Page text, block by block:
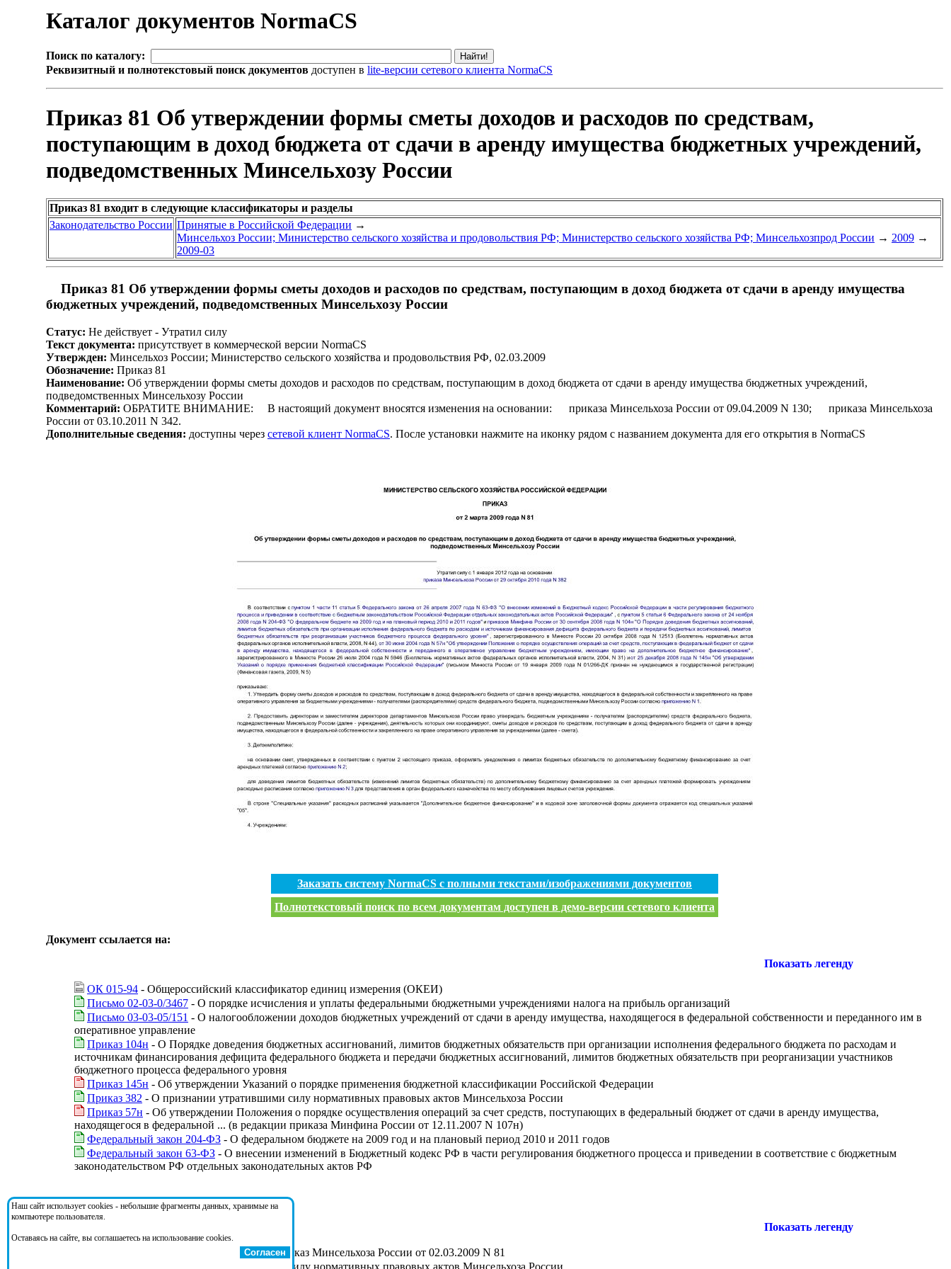
Каталог документов NormaCS
Поиск по каталогу:
Реквизитный и полнотекстовый поиск документов доступен в lite-версии сетевого клиента NormaCS
Приказ 81 Об утверждении формы сметы доходов и расходов по средствам,
поступающим в доход бюджета от сдачи в аренду имущества бюджетных учреждений,
подведомственных Минсельхозу России
Приказ 81 входит в следующие классификаторы и разделы
Законодательство России Принятые в Российской Федерации →
Минсельхоз России; Министерство сельского хозяйства и продовольствия РФ; Министерство сельского хозяйства РФ; Минсельхозпрод России → 2009 →
2009-03
Приказ 81 Об утверждении формы сметы доходов и расходов по средствам, поступающим в доход бюджета от сдачи в аренду имущества
бюджетных учреждений, подведомственных Минсельхозу России
Статус: Не действует - Утратил силу
Текст документа: присутствует в коммерческой версии NormaCS
Утвержден: Минсельхоз России; Министерство сельского хозяйства и продовольствия РФ, 02.03.2009
Обозначение: Приказ 81
Наименование: Об утверждении формы сметы доходов и расходов по средствам, поступающим в доход бюджета от сдачи в аренду имущества бюджетных учреждений,
подведомственных Минсельхозу России
Комментарий: ОБРАТИТЕ ВНИМАНИЕ: В настоящий документ вносятся изменения на основании: приказа Минсельхоза России от 09.04.2009 N 130; приказа Минсельхоза
России от 03.10.2011 N 342.
Дополнительные сведения: доступны через сетевой клиент NormaCS. После установки нажмите на иконку рядом с названием документа для его открытия в NormaCS
Заказать систему NormaCS с полными текстами/изображениями документов
Полнотекстовый поиск по всем документам доступен в демо-версии сетевого клиента
Документ ссылается на:
Показать легенду
ОК 015-94 - Общероссийский классификатор единиц измерения (ОКЕИ)
Письмо 02-03-0/3467 - О порядке исчисления и уплаты федеральными бюджетными учреждениями налога на прибыль организаций
Письмо 03-03-05/151 - О налогообложении доходов бюджетных учреждений от сдачи в аренду имущества, находящегося в федеральной собственности и переданного им в
оперативное управление
Приказ 104н - О Порядке доведения бюджетных ассигнований, лимитов бюджетных обязательств при организации исполнения федерального бюджета по расходам и
источникам финансирования дефицита федерального бюджета и передачи бюджетных ассигнований, лимитов бюджетных обязательств при реорганизации участников
бюджетного процесса федерального уровня
Приказ 145н - Об утверждении Указаний о порядке применения бюджетной классификации Российской Федерации
Приказ 382 - О признании утратившими силу нормативных правовых актов Минсельхоза России
Приказ 57н - Об утверждении Положения о порядке осуществления операций за счет средств, поступающих в федеральный бюджет от сдачи в аренду имущества,
находящегося в федеральной ... (в редакции приказа Минфина России от 12.11.2007 N 107н)
Федеральный закон 204-ФЗ - О федеральном бюджете на 2009 год и на плановый период 2010 и 2011 годов
Федеральный закон 63-ФЗ - О внесении изменений в Бюджетный кодекс РФ в части регулирования бюджетного процесса и приведении в соответствие с бюджетным
законодательством РФ отдельных законодательных актов РФ
На документ ссылаются:
Показать легенду
- О внесении изменений в приказ Минсельхоза России от 02.03.2009 N 81
- О признании утратившими силу нормативных правовых актов Минсельхоза России
Наш сайт использует cookies - небольшие фрагменты данных, хранимые на
компьютере пользователя.
Оставаясь на сайте, вы соглашаетесь на использование cookies.
Согласен